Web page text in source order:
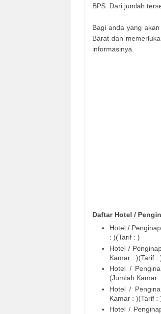
BPS. Dari jumlah
Bagi anda yang
Barat dan
informasinya.
Daftar Hotel /
Hotel /
: )(Tarif : )
Hotel /
Kamar : )(Tarif :
Hotel /
(Jumlah Kamar
Hotel /
Kamar : )(Tarif :
Hotel /